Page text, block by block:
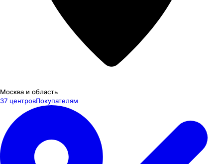
Москва и область
37 центровПокупателям